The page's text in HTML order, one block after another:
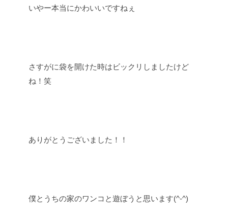
いやー本当にかわいいですねぇ
さすがに袋を開けた時はビックリしましたけど
ね！笑
ありがとうございました！！
僕とうちの家のワンコと遊ぼうと思います(^-^)